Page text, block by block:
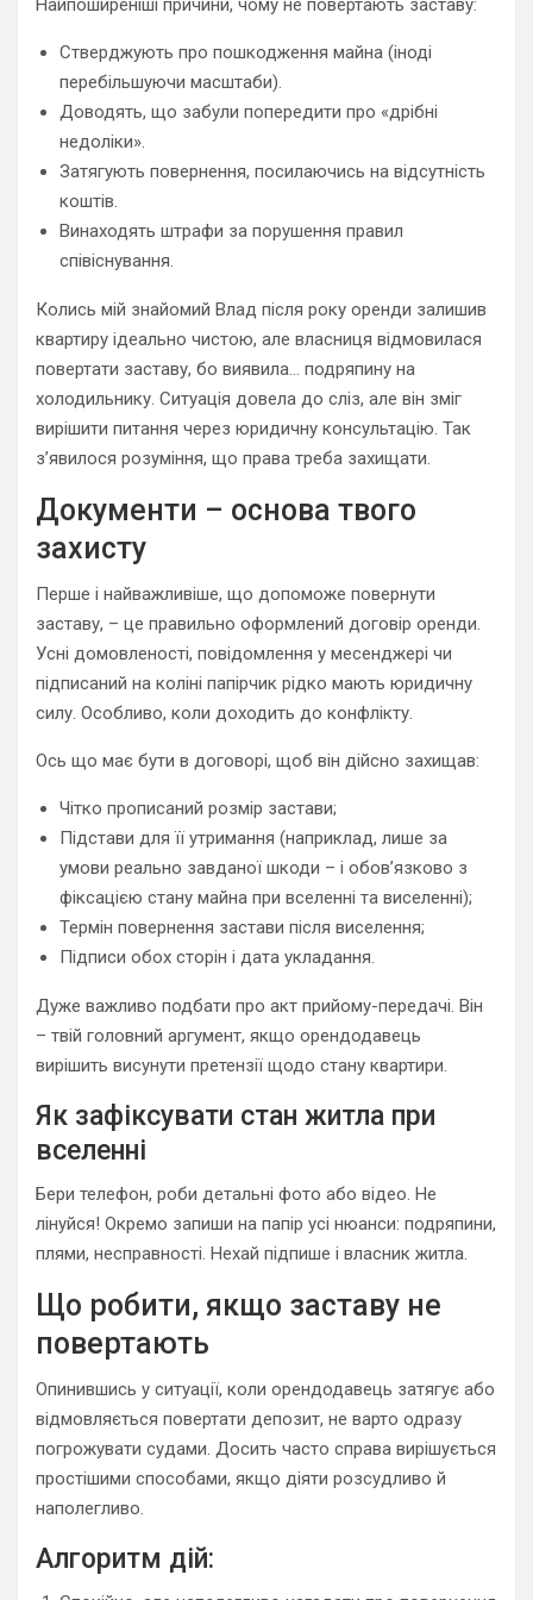
Найпоширеніші причини, чому не повертають заставу:
Стверджують про пошкодження майна (іноді
перебільшуючи масштаби).
Доводять, що забули попередити про «дрібні
недоліки».
Затягують повернення, посилаючись на відсутність
коштів.
Винаходять штрафи за порушення правил
співіснування.
Колись мій знайомий Влад після року оренди залишив
квартиру ідеально чистою, але власниця відмовилася
повертати заставу, бо виявила… подряпину на
холодильнику. Ситуація довела до сліз, але він зміг
вирішити питання через юридичну консультацію. Так
з’явилося розуміння, що права треба захищати.
Документи – основа твого
захисту
Перше і найважливіше, що допоможе повернути
заставу, – це правильно оформлений договір оренди.
Усні домовленості, повідомлення у месенджері чи
підписаний на коліні папірчик рідко мають юридичну
силу. Особливо, коли доходить до конфлікту.
Ось що має бути в договорі, щоб він дійсно захищав:
Чітко прописаний розмір застави;
Підстави для її утримання (наприклад, лише за
умови реально завданої шкоди – і обов’язково з
фіксацією стану майна при вселенні та виселенні);
Термін повернення застави після виселення;
Підписи обох сторін і дата укладання.
Дуже важливо подбати про акт прийому-передачі. Він
– твій головний аргумент, якщо орендодавець
вирішить висунути претензії щодо стану квартири.
Як зафіксувати стан житла при
вселенні
Бери телефон, роби детальні фото або відео. Не
лінуйся! Окремо запиши на папір усі нюанси: подряпини,
плями, несправності. Нехай підпише і власник житла.
Що робити, якщо заставу не
повертають
Опинившись у ситуації, коли орендодавець затягує або
відмовляється повертати депозит, не варто одразу
погрожувати судами. Досить часто справа вирішується
простішими способами, якщо діяти розсудливо й
наполегливо.
Алгоритм дій: